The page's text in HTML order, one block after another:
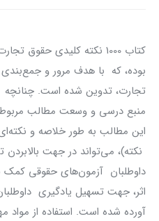
کتاب 1000 نکته کلیدی
بوده، که با هدف مرور و
تجارت، تدوین شده است. چنانچه
منبع درسی و وسعت مطالب مربوط
نکته)، می‌تواند در جهت
داوطلبان آزمون‌های حقوقی کمک
اثر، جهت تسهیل یادگیری
آورده شده است. استفاده از مواد